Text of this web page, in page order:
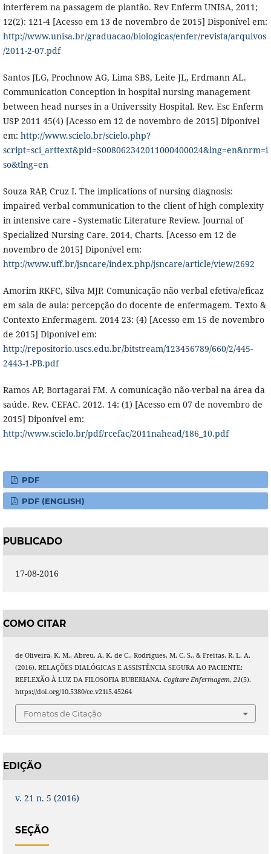
interferem na passagem de plantão. Rev Enferm UNISA, 2011;
12(2): 121-4 [Acesso em 13 de novembro de 2015] Disponível em:
http://www.unisa.br/graduacao/biologicas/enfer/revista/arquivos
/2011-2-07.pdf
Santos JLG, Prochnow AG, Lima SBS, Leite JL, Erdmann AL.
Communication Conception in hospital nursing management
between head nurses in a Universsity Hospital. Rev. Esc Enferm
USP 2011 45(4) [Acesso em 12 de novembro de 2015] Diponível
em: http://www.scielo.br/scielo.php?
script=sci_arttext&pid=S008062342011000400024&lng=en&nrm=i
so&tlng=en
Souza RAP, Cruz I. The implications of nursing diagnosis:
impaired verbal communication to the client of high complexity
in intensive care - Systematic Literature Review. Journal of
Specialized Nursing Care. 2014, Charts. [Acesso em 12 de
novembro de 2015] Diponível em:
http://www.uff.br/jsncare/index.php/jsncare/article/view/2692
Amorim RKFC, Silva MJP. Comunicação não verbal efetiva/eficaz
em sala de aula: percepção do docente de enfermagem. Texto &
Contexto Enfermagem. 2014 23: (4) [Acesso em 15 de novembro
de 2015] Diponível em:
http://repositorio.uscs.edu.br/bitstream/123456789/660/2/445-
2443-1-PB.pdf
Ramos AP, Bortagarai FM. A comunicação não-verbal na área da
saúde. Rev. CEFAC. 2012. 14: (1) [Acesso em 07 de novembro de
2015] Diponível em:
http://www.scielo.br/pdf/rcefac/2011nahead/186_10.pdf
PDF
PDF (ENGLISH)
PUBLICADO
17-08-2016
COMO CITAR
de Oliveira, K. M., Abreu, A. K. de C., Rodrigues, M. C. S., & Freitas, R. L. A.
(2016). RELAÇÕES DIALÓGICAS E ASSISTÊNCIA SEGURA AO PACIENTE:
REFLEXÃO À LUZ DA FILOSOFIA BUBERIANA. Cogitare Enfermagem, 21(5).
https://doi.org/10.5380/ce.v21i5.45264
Fomatos de Citação
EDIÇÃO
v. 21 n. 5 (2016)
SEÇÃO